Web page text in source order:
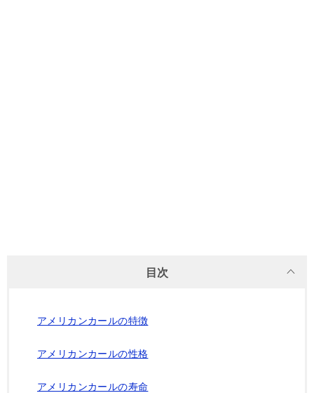
目次
アメリカンカールの特徴
アメリカンカールの性格
アメリカンカールの寿命